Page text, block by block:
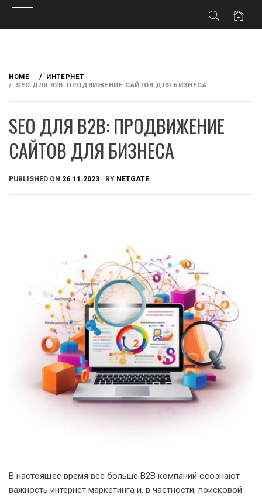
content
HOME
ИНТЕРНЕТ
SEO ДЛЯ B2B: ПРОДВИЖЕНИЕ САЙТОВ ДЛЯ БИЗНЕСА
SEO ДЛЯ B2B: ПРОДВИЖЕНИЕ
САЙТОВ ДЛЯ БИЗНЕСА
PUBLISHED ON 26.11.2023 BY NETGATE
В настоящее время все больше B2B компаний осознают
важность интернет маркетинга и, в частности, поисковой